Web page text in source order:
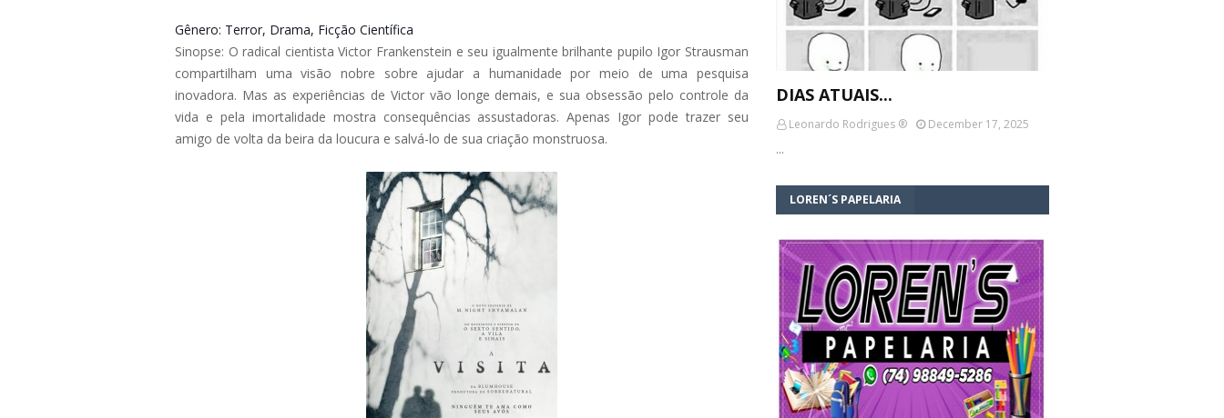
Gênero: Terror, Drama, Ficção Científica
Sinopse: O radical cientista Victor Frankenstein e seu igualmente brilhante pupilo Igor Strausman
compartilham uma visão nobre sobre ajudar a humanidade por meio de uma pesquisa
inovadora. Mas as experiências de Victor vão longe demais, e sua obsessão pelo controle da
vida e pela imortalidade mostra consequências assustadoras. Apenas Igor pode trazer seu
amigo de volta da beira da loucura e salvá-lo de sua criação monstruosa.
DIAS ATUAIS...
Leonardo Rodrigues ®
December 17, 2025
…
LOREN´S PAPELARIA